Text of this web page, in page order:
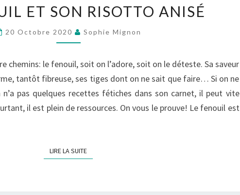
FENOUIL
SON
ANISÉ
ET SON RISOTTO ANISÉ
20 Octobre 2020 Sophie Mignon
chemins: le fenouil, soit on l’adore, soit on le déteste. Sa saveur
tantôt fibreuse, ses tiges dont on ne sait que faire… Si on ne
pas quelques recettes fétiches dans son carnet, il peut vite
il est plein de ressources. On vous le prouve! Le fenouil est
LIRE LA SUITELIRE LA SUITE